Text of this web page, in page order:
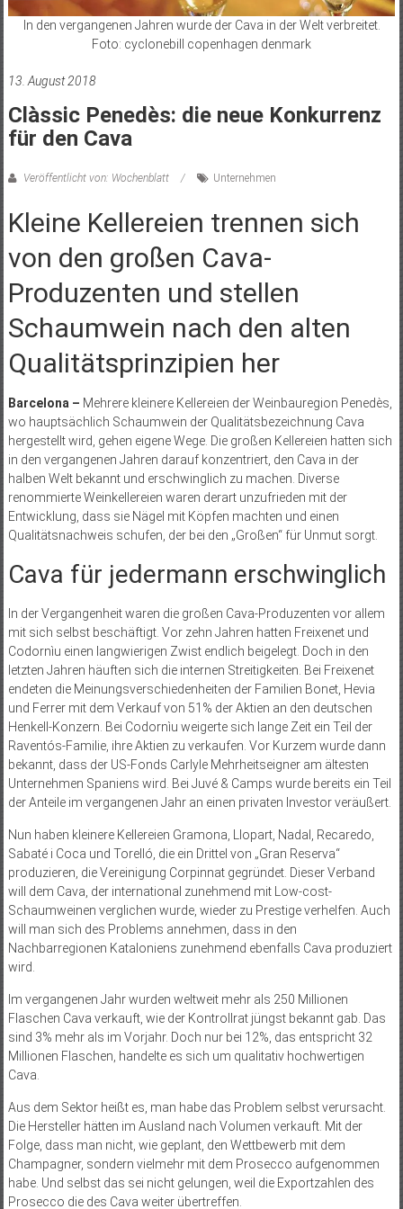
In den vergangenen Jahren wurde der Cava in der Welt verbreitet.
Foto: cyclonebill copenhagen denmark
13. August 2018
Clàssic Penedès: die neue Konkurrenz
für den Cava
Veröffentlicht von: Wochenblatt Unternehmen
Kleine Kellereien trennen sich
von den großen Cava-
Produzenten und stellen
Schaumwein nach den alten
Qualitätsprinzipien her
Barcelona – Mehrere kleinere Kellereien der Weinbauregion Penedès,
wo hauptsächlich Schaumwein der Qualitätsbezeichnung Cava
hergestellt wird, gehen eigene Wege. Die großen Kellereien hatten sich
in den vergangenen Jahren darauf konzentriert, den Cava in der
halben Welt bekannt und erschwinglich zu machen. Diverse
renommierte Weinkellereien waren derart unzufrieden mit der
Entwicklung, dass sie Nägel mit Köpfen machten und einen
Qualitätsnachweis schufen, der bei den „Großen“ für Unmut sorgt.
Cava für jedermann erschwinglich
In der Vergangenheit waren die großen Cava-Produzenten vor allem
mit sich selbst beschäftigt. Vor zehn Jahren hatten Freixenet und
Codornìu einen langwierigen Zwist endlich beigelegt. Doch in den
letzten Jahren häuften sich die internen Streitigkeiten. Bei Freixenet
endeten die Meinungsverschiedenheiten der Familien Bonet, Hevia
und Ferrer mit dem Verkauf von 51% der Aktien an den deutschen
Henkell-Konzern. Bei Codornìu weigerte sich lange Zeit ein Teil der
Raventós-Familie, ihre Aktien zu verkaufen. Vor Kurzem wurde dann
bekannt, dass der US-Fonds Carlyle Mehrheitseigner am ältesten
Unternehmen Spaniens wird. Bei Juvé & Camps wurde bereits ein Teil
der Anteile im vergangenen Jahr an einen privaten Investor veräußert.
Nun haben kleinere Kellereien Gramona, Llopart, Nadal, Recaredo,
Sabaté i Coca und Torelló, die ein Drittel von „Gran Reserva“
produzieren, die Vereinigung Corpinnat gegründet. Dieser Verband
will dem Cava, der international zunehmend mit Low-cost-
Schaumweinen verglichen wurde, wieder zu Prestige verhelfen. Auch
will man sich des Problems annehmen, dass in den
Nachbarregionen Kataloniens zunehmend ebenfalls Cava produziert
wird.
Im vergangenen Jahr wurden weltweit mehr als 250 Millionen
Flaschen Cava verkauft, wie der Kontrollrat jüngst bekannt gab. Das
sind 3% mehr als im Vorjahr. Doch nur bei 12%, das entspricht 32
Millionen Flaschen, handelte es sich um qualitativ hochwertigen
Cava.
Aus dem Sektor heißt es, man habe das Problem selbst verursacht.
Die Hersteller hätten im Ausland nach Volumen verkauft. Mit der
Folge, dass man nicht, wie geplant, den Wettbewerb mit dem
Champagner, sondern vielmehr mit dem Prosecco aufgenommen
habe. Und selbst das sei nicht gelungen, weil die Exportzahlen des
Prosecco die des Cava weiter übertreffen.